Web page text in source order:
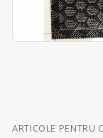
ARTICOLE PENTRU